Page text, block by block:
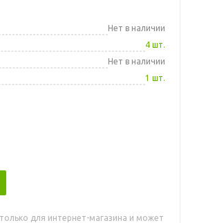
Нет в наличии
4 шт.
Нет в наличии
1 шт.
для интернет-магазина и может